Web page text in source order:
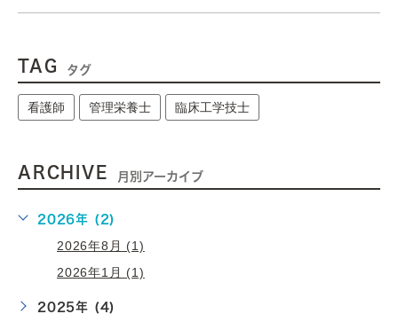
TAG タグ
看護師 管理栄養士 臨床工学技士
ARCHIVE 月別アーカイブ
2026年 (2)
2026年8月 (1)
2026年1月 (1)
2025年 (4)